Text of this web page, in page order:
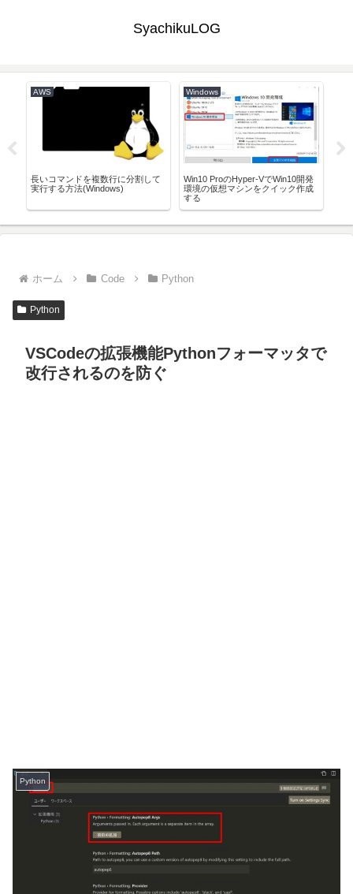
SyachikuLOG
AWS
長いコマンドを複数行に分割して
実行する方法(Windows)
Windows
Win10 ProのHyper-VでWin10開発
環境の仮想マシンをクイック作成
する
ホーム Code Python
Python
VSCodeの拡張機能Pythonフォーマッタで
改行されるのを防ぐ
Python